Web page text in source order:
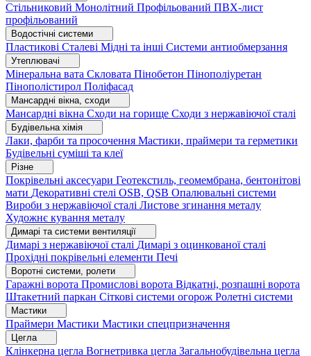
Стільниковий Монолітний Профільований ПВХ-лист
профільований
Водостічні системи
Пластикові Сталеві Мідні та інші Системи антиобмерзання
Утеплювачі
Мінеральна вата Скловата Пінобетон Пінополіуретан
Пінополістирол Поліфасад
Мансардні вікна, сходи
Мансардні вікна Сходи на горище Сходи з нержавіючої сталі
Будівельна хімія
Лаки, фарби та просочення Мастики, праймери та герметики
Будівельні суміші та клеї
Різне
Покрівельні аксесуари Геотекстиль, геомембрана, бентонітові
мати Декоративні стелі OSB, QSB Опалювальні системи
Вироби з нержавіючої сталі Листове згинання металу
Художнє кування металу
Димарі та системи вентиляції
Димарі з нержавіючої сталі Димарі з оцинкованої сталі
Прохідні покрівельні елементи Печі
Воротні системи, ролети
Гаражні ворота Промислові ворота Відкатні, розпашні ворота
Штакетний паркан Сіткові системи огорож Ролетні системи
Мастики
Праймери Мастики Мастики спецпризначення
Цегла
Клінкерна цегла Вогнетривка цегла Загальнобудівельна цегла